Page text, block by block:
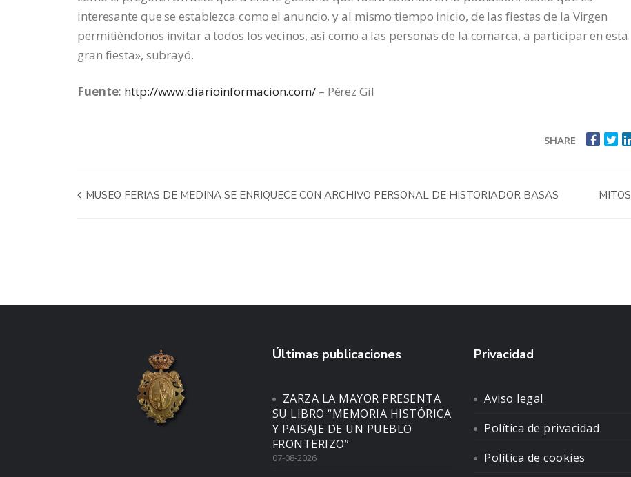
interesante que se establezca como el anuncio, y al mismo tiempo inicio, de las fiestas de la Virgen
permitiéndonos invitar a todos los vecinos, así como a las personas de la comarca, a participar en esta
gran fiesta», subrayó.
Fuente: http://www.diarioinformacion.com/– Pérez Gil
SHARE
MUSEO FERIAS DE MEDINA SE ENRIQUECE CON ARCHIVO PERSONAL DE HISTORIADOR BASAS MITOS
Últimas publicaciones
ZARZA LA MAYOR PRESENTA
SU LIBRO “MEMORIA HISTÓRICA
Y PAISAJE DE UN PUEBLO
FRONTERIZO”
07-08-2026
Privacidad
Aviso legal
Política de privacidad
Política de cookies